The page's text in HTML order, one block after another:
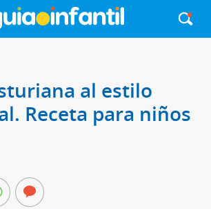
al estilo
Receta para niños